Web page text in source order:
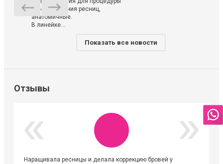
ламинирования ресниц,
анатомичные.
В линейке...
Показать все новости
Отзывы
Наращивала ресницы и делала коррекцию бровей у